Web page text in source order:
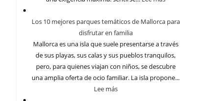
Los 10 mejores parques temáticos de Mallorca para
disfrutar en familia
Mallorca es una isla que suele presentarse a través
de sus playas, sus calas y sus pueblos tranquilos,
pero, para quienes viajan con niños, se descubre
una amplia oferta de ocio familiar. La isla propone...
Lee más